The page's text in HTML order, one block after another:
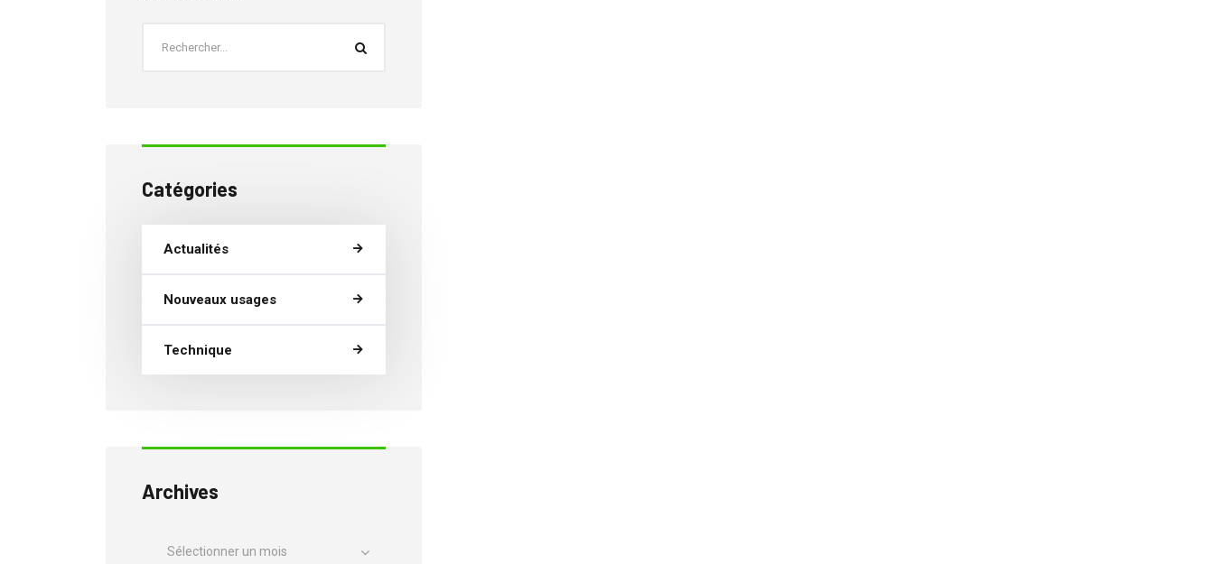
Catégories
Actualités
Nouveaux usages
Technique
Archives
Sélectionner un mois